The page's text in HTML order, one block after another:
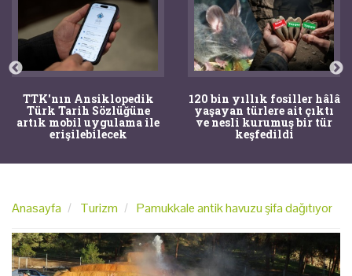
TTK'nın Ansiklopedik
Türk Tarih Sözlüğüne
artık mobil uygulama ile
erişilebilecek
120 bin yıllık fosiller hâlâ
yaşayan türlere ait çıktı
ve nesli kurumuş bir tür
keşfedildi
Anasayfa Turizm Pamukkale antik havuzu şifa dağıtıyor